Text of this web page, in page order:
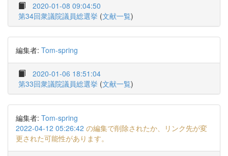
2020-01-08 09:04:50
第34回衆議院議員総選挙 (文献一覧)
編集者: Tom-spring
2020-01-06 18:51:04
第33回衆議院議員総選挙 (文献一覧)
編集者: Tom-spring
2022-04-12 05:26:42 の編集で削除されたか、リンク先が変
更された可能性があります。